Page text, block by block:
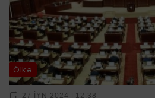
Ölkə
27 IYN 2024 | 12:38